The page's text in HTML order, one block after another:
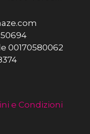
00170580062
e Condizioni